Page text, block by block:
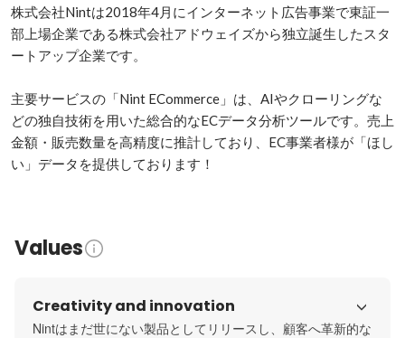
株式会社Nintは2018年4月にインターネット広告事業で東証一
部上場企業である株式会社アドウェイズから独立誕生したスタ
ートアップ企業です。
主要サービスの「Nint ECommerce」は、AIやクローリングな
どの独自技術を用いた総合的なECデータ分析ツールです。売上
金額・販売数量を高精度に推計しており、EC事業者様が「ほし
い」データを提供しております！
Values
Creativity and innovation
Nintはまだ世にない製品としてリリースし、顧客へ革新的な